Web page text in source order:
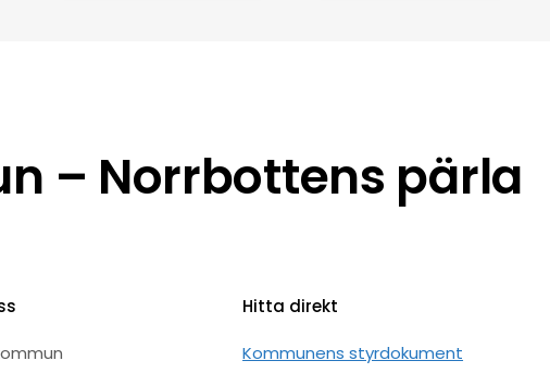
– Norrbottens pärla
Hitta direkt
Kommunens styrdokument